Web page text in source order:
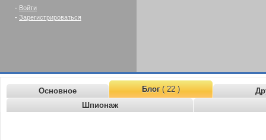
- Войти
- Зарегистрироваться
Основное Блог( 22 )
Шпионаж